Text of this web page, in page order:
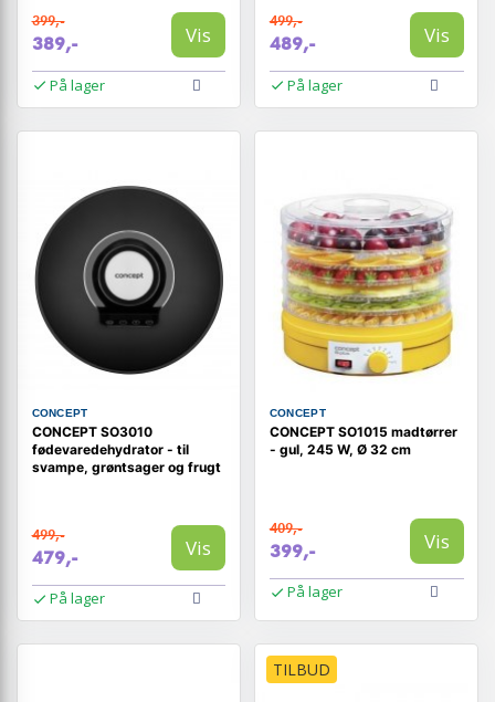
399,-
389,- Vis
På lager
499,-
489,- Vis
På lager
CONCEPT
CONCEPT SO3010
fødevaredehydrator - til
svampe, grøntsager og frugt
499,-
479,- Vis
På lager
CONCEPT
CONCEPT SO1015 madtørrer
- gul, 245 W, Ø 32 cm
409,-
399,- Vis
På lager
TILBUD